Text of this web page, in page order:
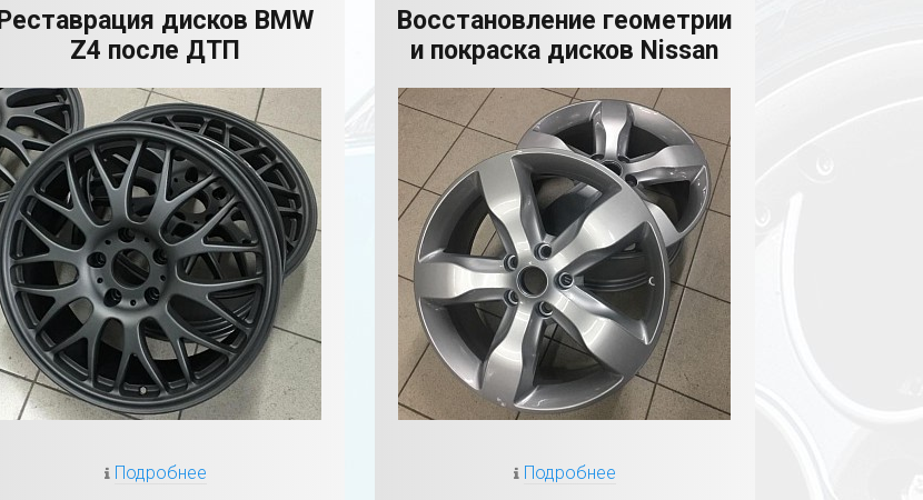
Реставрация дисков BMW
Z4 после ДТП
Подробнее
Восстановление геометрии
и покраска дисков Nissan
Подробнее